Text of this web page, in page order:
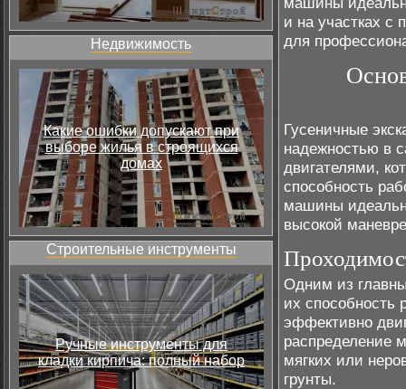
Недвижимость
Какие ошибки допускают при
выборе жилья в строящихся
домах
Строительные инструменты
Ручные инструменты для
кладки кирпича: полный набор
и на участках с
для
Гусеничные
надежностью в
двигателями,
способность
машины
высокой
Одним из
их способность
эффективно
распределение
мягких или
грунты.